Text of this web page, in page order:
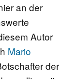
an der
Autor
Mario
der